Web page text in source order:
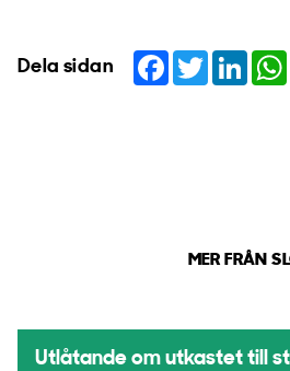
Dela sidan Facebook
Twitter
MER FRÅN
Utlåtande om utkastet till